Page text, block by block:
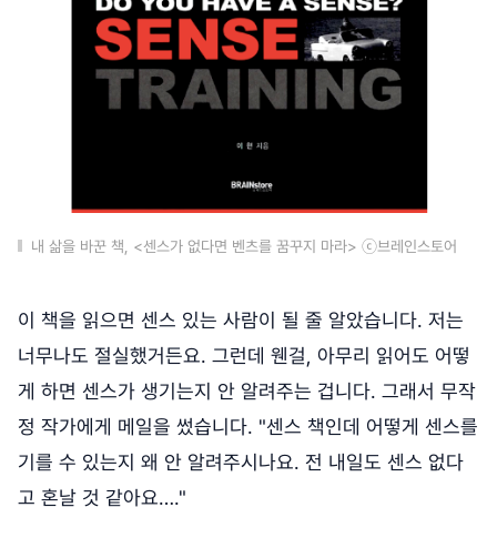
내 삶을 바꾼 책, <센스가 없다면 벤츠를 꿈꾸지 마라> ⓒ브레인스토어
이 책을 읽으면 센스 있는 사람이 될 줄 알았습니다. 저는
너무나도 절실했거든요. 그런데 웬걸, 아무리 읽어도 어떻
게 하면 센스가 생기는지 안 알려주는 겁니다. 그래서 무작
정 작가에게 메일을 썼습니다. "센스 책인데 어떻게 센스를
기를 수 있는지 왜 안 알려주시나요. 전 내일도 센스 없다
고 혼날 것 같아요…."